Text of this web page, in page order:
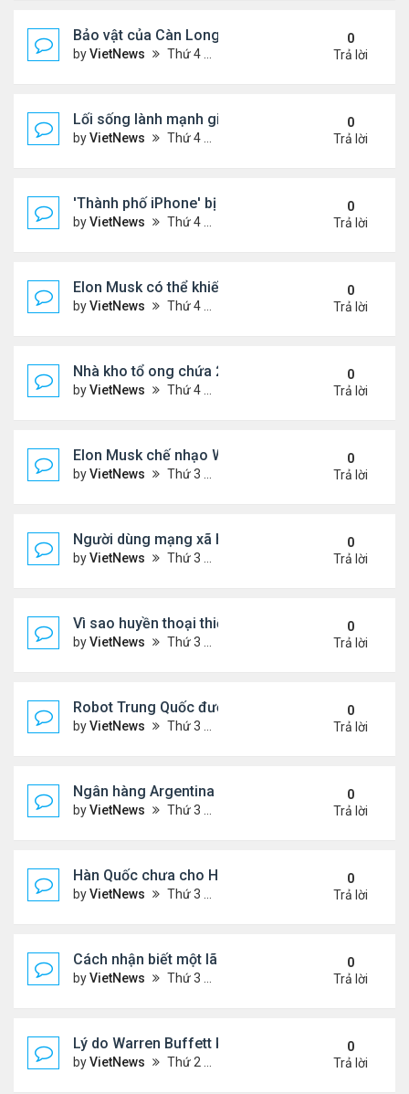
Bảo vật của Càn Long được bán hơn 19 triệu USD
byVietNews Thứ 4 Tháng 5 04, 2022 6:21 pm
0
Trả lời
Lối sống lành mạnh giúp tăng tuổi thọ
byVietNews Thứ 4 Tháng 5 04, 2022 6:18 pm
0
Trả lời
'Thành phố iPhone' bị đóng cửa
byVietNews Thứ 4 Tháng 5 04, 2022 6:16 pm
0
Trả lời
Elon Musk có thể khiến thương vụ Twitter đổ bể
byVietNews Thứ 4 Tháng 5 04, 2022 6:13 pm
0
Trả lời
Nhà kho tổ ong chứa 2.000 robot xử lý đơn hàng
byVietNews Thứ 4 Tháng 5 04, 2022 6:10 pm
0
Trả lời
Elon Musk chế nhạo Warren Buffett về Bitcoin
byVietNews Thứ 3 Tháng 5 03, 2022 5:03 pm
0
Trả lời
Người dùng mạng xã hội Trung Quốc phải hiển thị
byVietNews Thứ 3 Tháng 5 03, 2022 4:27 pm
0
Trả lời
Vì sao huyền thoại thiết kế Jonathan Ive rời Apple
byVietNews Thứ 3 Tháng 5 03, 2022 4:18 pm
0
Trả lời
Robot Trung Quốc đương đầu với mùa đông sao
byVietNews Thứ 3 Tháng 5 03, 2022 4:13 pm
0
Trả lời
Ngân hàng Argentina cho khách giao dịch tiền số
byVietNews Thứ 3 Tháng 5 03, 2022 4:12 pm
0
Trả lời
Hàn Quốc chưa cho Hyundai và Kia bán xe cũ
byVietNews Thứ 3 Tháng 5 03, 2022 3:53 pm
0
Trả lời
Cách nhận biết một lãnh đạo có năng lượng tích
byVietNews Thứ 3 Tháng 5 03, 2022 3:52 pm
0
Trả lời
Lý do Warren Buffett không tin Bitcoin
byVietNews Thứ 2 Tháng 5 02, 2022 6:00 pm
0
Trả lời